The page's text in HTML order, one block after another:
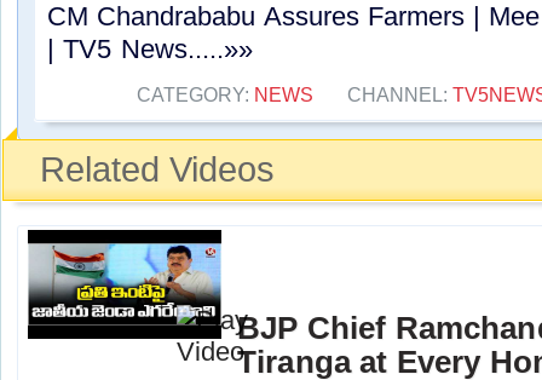
CM Chandrababu Assures Farmers |
| TV5 News.....»»
CATEGORY: NEWS CHANNEL:
Related Videos
BJP Chief
Tiranga at Every